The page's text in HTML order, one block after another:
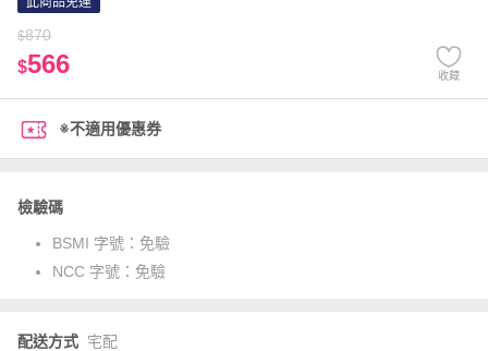
$870
$566 收藏
※不適用優惠券
檢驗碼
BSMI 字號： 免驗
NCC 字號： 免驗
配送方式 宅配